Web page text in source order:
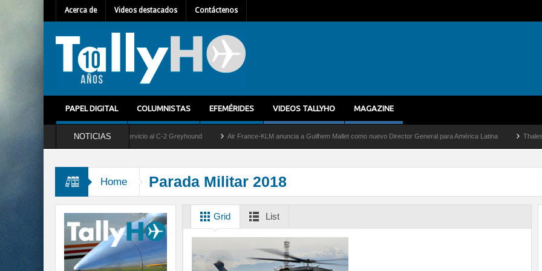
Acerca de Videos destacados Contáctenos
PAPEL DIGITAL COLUMNISTAS EFEMÉRIDES VIDEOS TALLYHO MAGAZINE
NOTICIAS
60 años la US Navy retira del servicio al C-2 Greyhound Air France-KLM anuncia a Guilhem Mallet como nuevo Director General para América Latina Thales
Home Parada Militar 2018
Grid List